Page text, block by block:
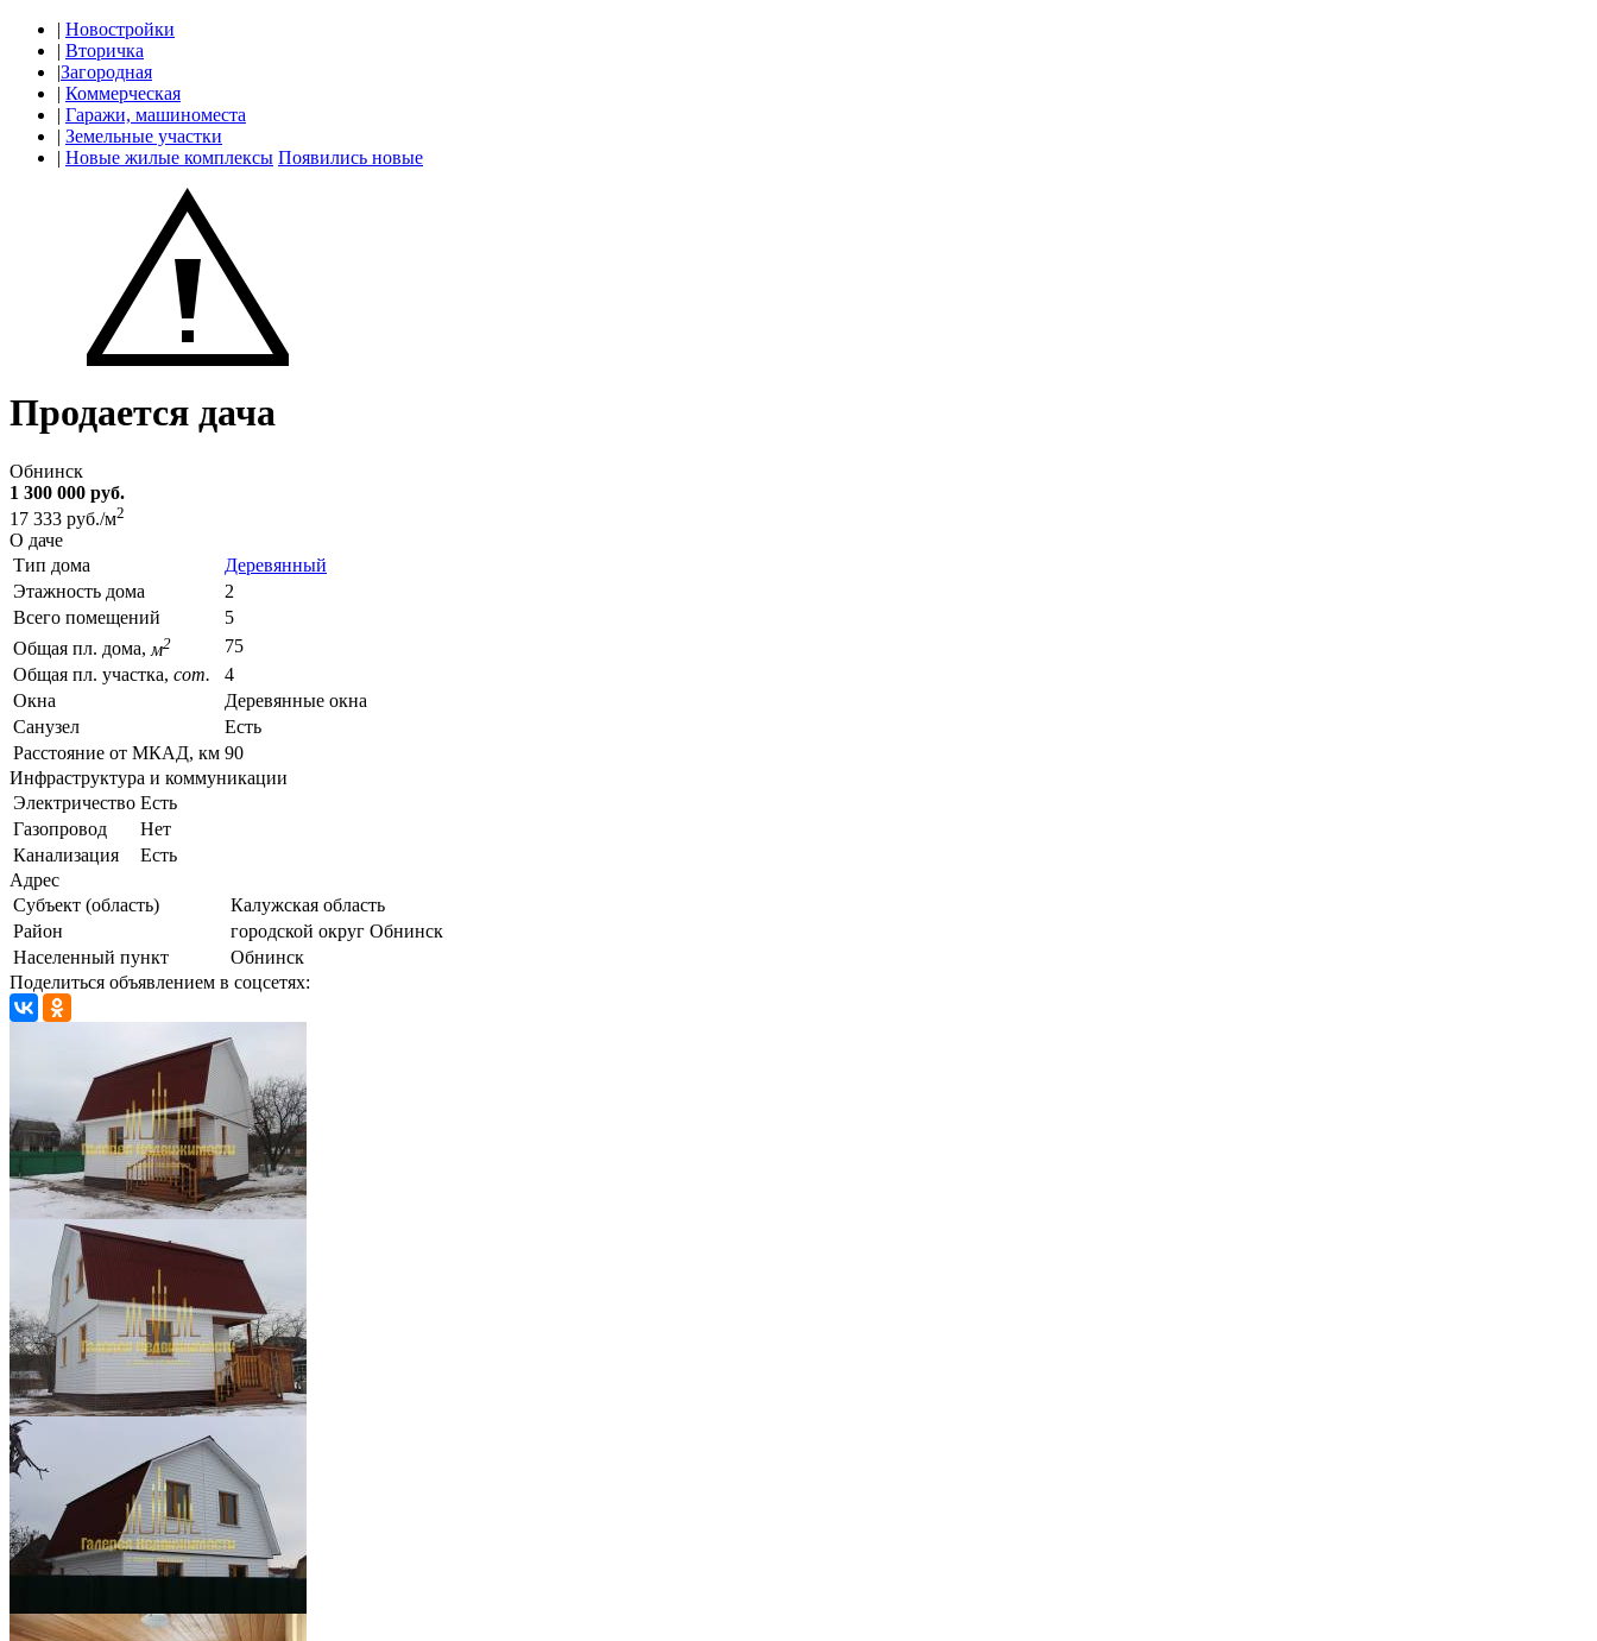
| Новостройки
| Вторичка
|Загородная
| Коммерческая
| Гаражи, машиноместа
| Земельные участки
| Новые жилые комплексы Появились новые
Продается дача
Обнинск
1 300 000 руб.
17 333 руб./м2
О даче
Тип дома
Деревянный
Этажность дома
2
Всего помещений
5
Общая пл. дома, м2
75
Общая пл. участка, сот.
4
Окна
Деревянные окна
Санузел
Есть
Расстояние от МКАД, км 90
Инфраструктура и коммуникации
Электричество Есть
Газопровод
Нет
Канализация
Есть
Адрес
Субъект (область)
Калужская область
Район
городской округ Обнинск
Населенный пункт
Обнинск
Поделиться объявлением в соцсетях: